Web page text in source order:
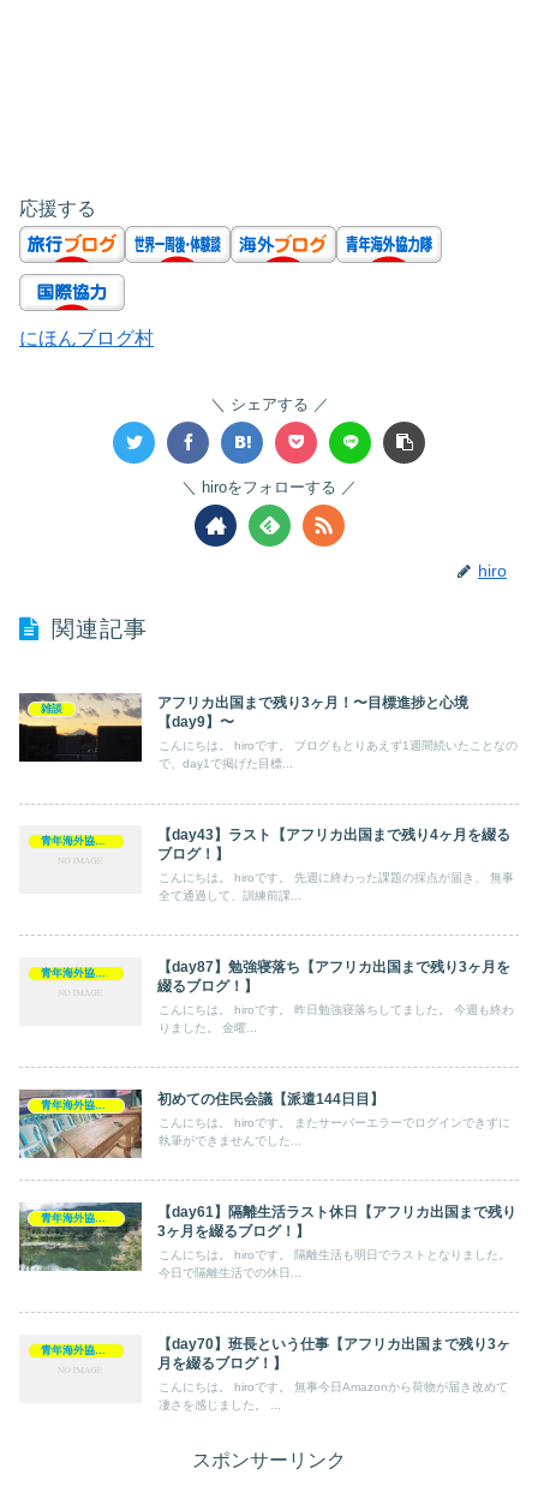
応援する
にほんブログ村
シェアする
hiroをフォローする
hiro
関連記事
雑談
アフリカ出国まで残り3ヶ月！〜目標進捗と心境
【day9】〜
こんにちは。 hiroです。 ブログもとりあえず1週間続いたことなの
で、day1で掲げた目標...
青年海外協力隊
【day43】ラスト【アフリカ出国まで残り4ヶ月を綴る
ブログ！】
こんにちは。 hiroです。 先週に終わった課題の採点が届き、 無事
全て通過して、訓練前課...
青年海外協力隊
【day87】勉強寝落ち【アフリカ出国まで残り3ヶ月を
綴るブログ！】
こんにちは。 hiroです。 昨日勉強寝落ちしてました。 今週も終わ
りました。 金曜...
青年海外協力隊 初めての住民会議【派遣144日目】
こんにちは。 hiroです。 またサーバーエラーでログインできずに
執筆ができませんでした...
青年海外協力隊
【day61】隔離生活ラスト休日【アフリカ出国まで残り
3ヶ月を綴るブログ！】
こんにちは。 hiroです。 隔離生活も明日でラストとなりました。
今日で隔離生活での休日...
【day70】班長という仕事【アフリカ出国まで残り3ヶ
月を綴るブログ！】
こんにちは。 hiroです。 無事今日Amazonから荷物が届き改めて
凄さを感じました。 ...
スポンサーリンク